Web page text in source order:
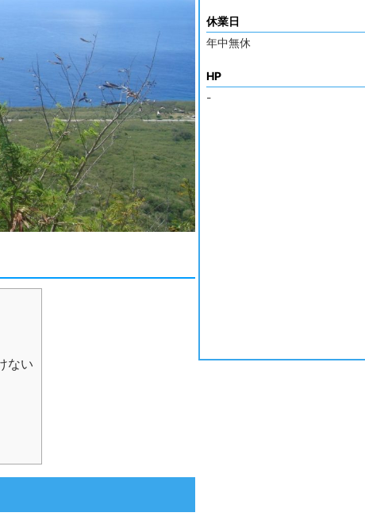
休業日
年中無休
HP
-
ない